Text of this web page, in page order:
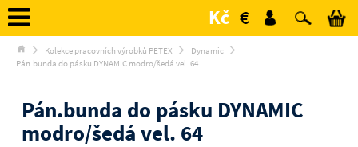
Kč €
Kolekce pracovních výrobků PETEX
Dynamic
Pán.bunda do pásku DYNAMIC modro/šedá vel. 64
Pán.bunda do pásku DYNAMIC
modro/šedá vel. 64